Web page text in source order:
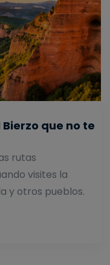
que no te
rutas
visites la
y otros pueblos.